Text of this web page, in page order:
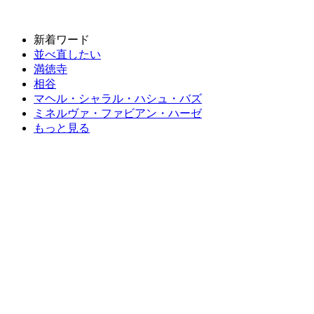
新着ワード
並べ直したい
満徳寺
相谷
マヘル・シャラル・ハシュ・バズ
ミネルヴァ・ファビアン・ハーゼ
もっと見る